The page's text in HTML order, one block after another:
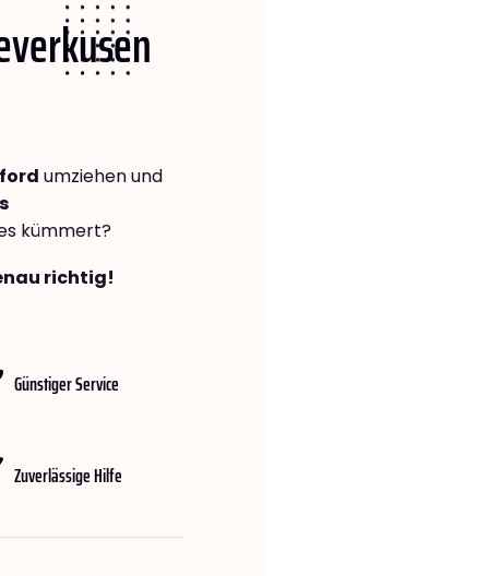
umziehen und
kümmert?
richtig!
Günstiger Service
Zuverlässige Hilfe